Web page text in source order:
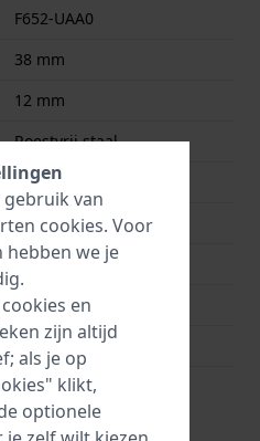
F652-UAA0
38 mm
12 mm
Roestvrij staal
Rond
Zilver
Roestvrij staal
Klikkast
Mineraal
Trek kroon
van
cookies. Voor
we je
en
zijn altijd
als je op
klikt,
optionele